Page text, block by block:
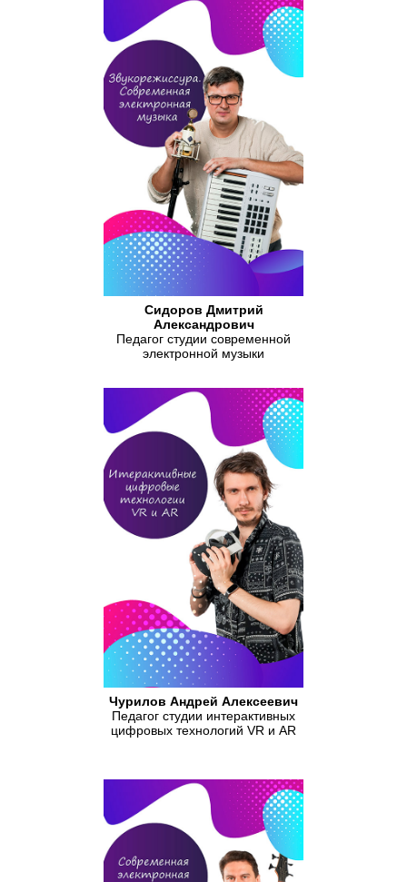
Сидоров Дмитрий
Александрович
Педагог студии современной
электронной музыки
Чурилов Андрей Алексеевич
Педагог студии интерактивных
цифровых технологий VR и AR